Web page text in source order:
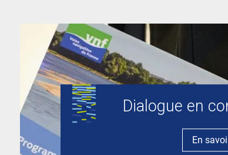
Dialogue en
En